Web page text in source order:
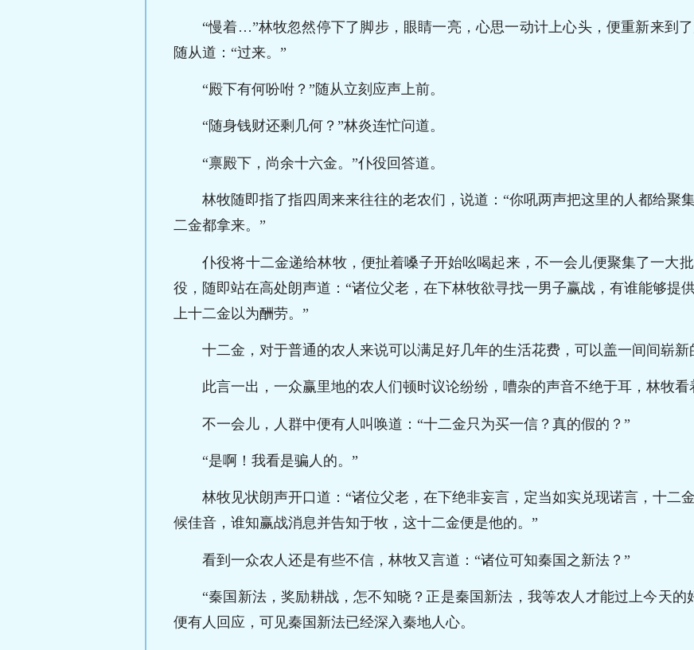
“慢着…”林牧忽然停下了脚步，眼睛一亮，心思一动计上心头，便重新来到
随从道：“过来。”
“殿下有何吩咐？”随从立刻应声上前。
“随身钱财还剩几何？”林炎连忙问道。
“禀殿下，尚余十六金。”仆役回答道。
林牧随即指了指四周来来往往的老农们，说道：“你吼两声把这里的人都给聚
二金都拿来。”
仆役将十二金递给林牧，便扯着嗓子开始吆喝起来，不一会儿便聚集了一大
役，随即站在高处朗声道：“诸位父老，在下林牧欲寻找一男子赢战，有谁能够提
上十二金以为酬劳。”
十二金，对于普通的农人来说可以满足好几年的生活花费，可以盖一间间崭新
此言一出，一众赢里地的农人们顿时议论纷纷，嘈杂的声音不绝于耳，林牧看
不一会儿，人群中便有人叫唤道：“十二金只为买一信？真的假的？”
“是啊！我看是骗人的。”
林牧见状朗声开口道：“诸位父老，在下绝非妄言，定当如实兑现诺言，十二
候佳音，谁知赢战消息并告知于牧，这十二金便是他的。”
看到一众农人还是有些不信，林牧又言道：“诸位可知秦国之新法？”
“秦国新法，奖励耕战，怎不知晓？正是秦国新法，我等农人才能过上今天
便有人回应，可见秦国新法已经深入秦地人心。